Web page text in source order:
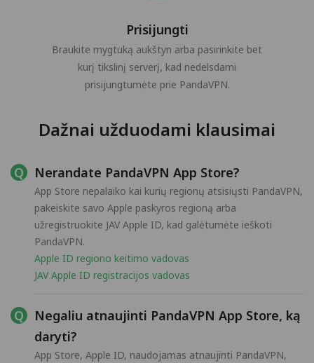
Prisijungti
Braukite mygtuką aukštyn arba pasirinkite bet
kurį tikslinį serverį, kad nedelsdami
prisijungtumėte prie PandaVPN.
Dažnai užduodami klausimai
Nerandate PandaVPN App Store?
App Store nepalaiko kai kurių regionų atsisiųsti PandaVPN,
pakeiskite savo Apple paskyros regioną arba
užregistruokite JAV Apple ID, kad galėtumėte ieškoti
PandaVPN.
Apple ID regiono keitimo vadovas
JAV Apple ID registracijos vadovas
Negaliu atnaujinti PandaVPN App Store, ką
daryti?
App Store, Apple ID, naudojamas atnaujinti PandaVPN,